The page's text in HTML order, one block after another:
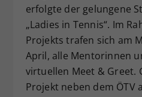
erfolgte der gelungene
„Ladies in Tennis“. Im
Projekts trafen sich am
April, alle Mentorinnen
virtuellen Meet & Greet.
Projekt neben dem ÖTV
Zweck
Dieser Wert
zufällig
historische
Webseiten-
hat.